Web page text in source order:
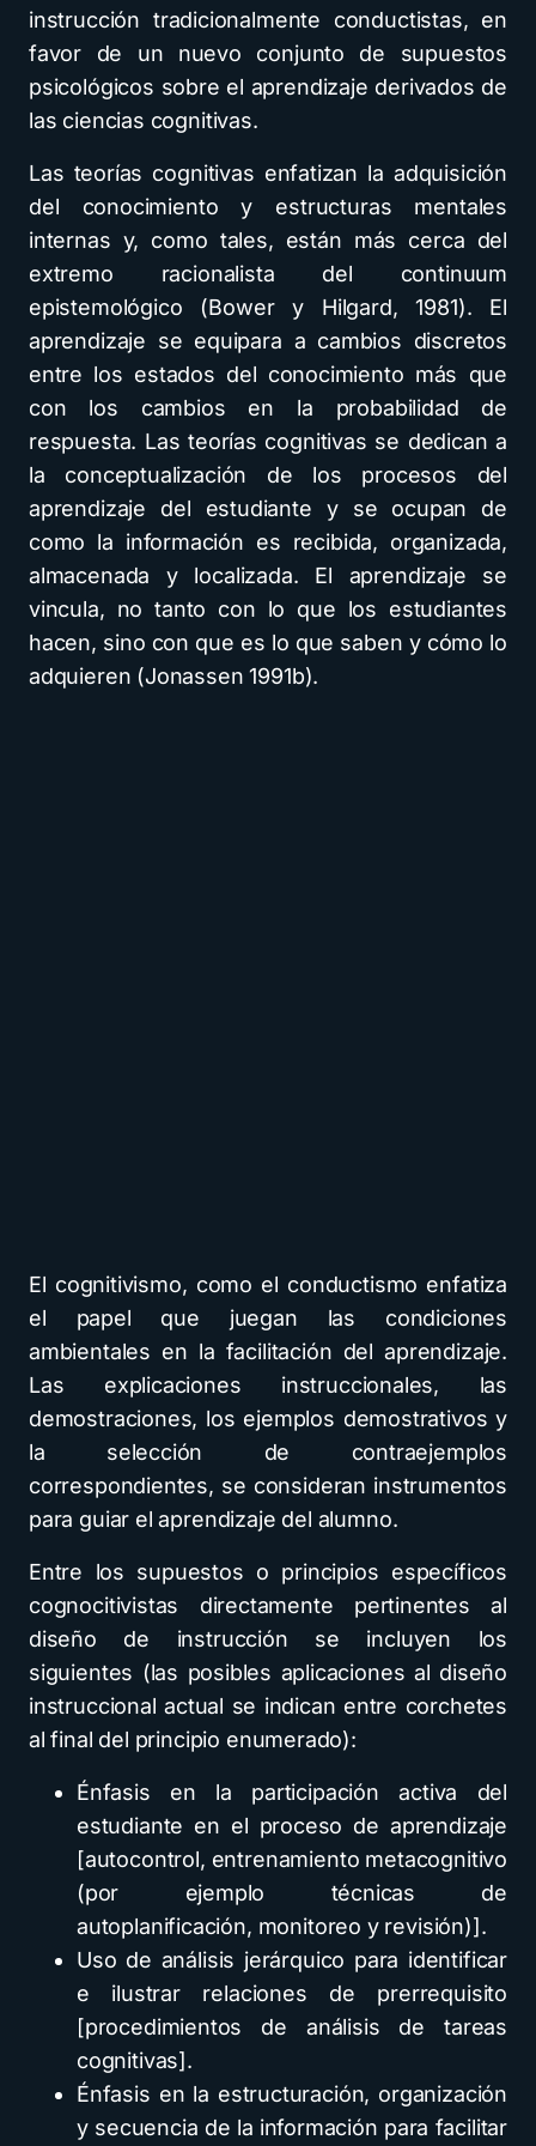
instrucción tradicionalmente conductistas, en
favor de un nuevo conjunto de supuestos
psicológicos sobre el aprendizaje derivados de
las ciencias cognitivas.
Las teorías cognitivas enfatizan la adquisición
del conocimiento y estructuras mentales
internas y, como tales, están más cerca del
extremo racionalista del continuum
epistemológico (Bower y Hilgard, 1981). El
aprendizaje se equipara a cambios discretos
entre los estados del conocimiento más que
con los cambios en la probabilidad de
respuesta. Las teorías cognitivas se dedican a
la conceptualización de los procesos del
aprendizaje del estudiante y se ocupan de
como la información es recibida, organizada,
almacenada y localizada. El aprendizaje se
vincula, no tanto con lo que los estudiantes
hacen, sino con que es lo que saben y cómo lo
adquieren (Jonassen 1991b).
El cognitivismo, como el conductismo enfatiza
el papel que juegan las condiciones
ambientales en la facilitación del aprendizaje.
Las explicaciones instruccionales, las
demostraciones, los ejemplos demostrativos y
la selección de contraejemplos
correspondientes, se consideran instrumentos
para guiar el aprendizaje del alumno.
Entre los supuestos o principios específicos
cognocitivistas directamente pertinentes al
diseño de instrucción se incluyen los
siguientes (las posibles aplicaciones al diseño
instruccional actual se indican entre corchetes
al final del principio enumerado):
Énfasis en la participación activa del
estudiante en el proceso de aprendizaje
[autocontrol, entrenamiento metacognitivo
(por ejemplo técnicas de
autoplanificación, monitoreo y revisión)].
Uso de análisis jerárquico para identificar
e ilustrar relaciones de prerrequisito
[procedimientos de análisis de tareas
cognitivas].
Énfasis en la estructuración, organización
y secuencia de la información para facilitar